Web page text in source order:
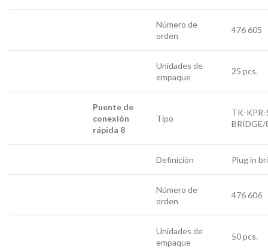
Número de
orden
476 605
Unidades de
empaque
25 pcs.
Puente de
conexión
rápida 8
Tipo
TK-KPR-
BRIDGE/
Definición Plug in
Número de
orden
476 606
Unidades de
empaque
50 pcs.